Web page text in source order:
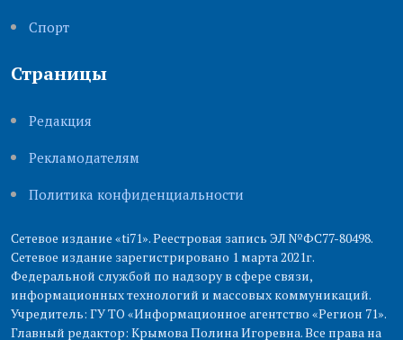
Cпорт
Страницы
Редакция
Рекламодателям
Политика конфиденциальности
Сетевое издание «ti71». Реестровая запись ЭЛ №ФС77-80498.
Сетевое издание зарегистрировано 1 марта 2021г.
Федеральной службой по надзору в сфере связи,
информационных технологий и массовых коммуникаций.
Учредитель: ГУ ТО «Информационное агентство «Регион 71».
Главный редактор: Крымова Полина Игоревна. Все права на